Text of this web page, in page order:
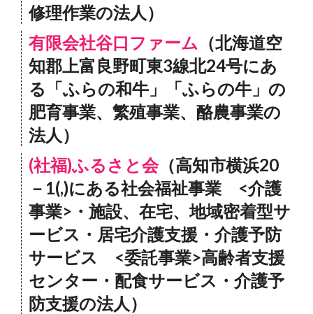
修理作業の法人）
有限会社谷口ファーム （北海道空
知郡上富良野町東3線北24号にあ
る「ふらの和牛」「ふらの牛」の
肥育事業、繁殖事業、酪農事業の
法人）
(社福)ふるさと会（高知市横浜20
－1(,)にある社会福祉事業 <介護
事業>・施設、在宅、地域密着型サ
ービス・居宅介護支援・介護予防
サービス <委託事業>高齢者支援
センター・配食サービス・介護予
防支援の法人）